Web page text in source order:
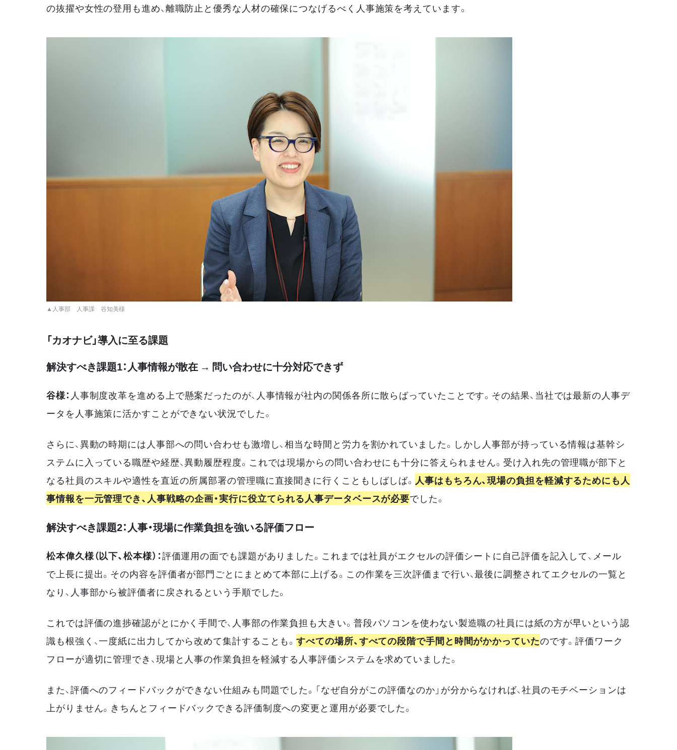
の抜擢や女性の登用も進め、離職防止と優秀な人材の確保につなげるべく人事施策を考えています。
▲人事部 人事課 谷知美様
「カオナビ」導入に至る課題
解決すべき課題1：人事情報が散在 → 問い合わせに十分対応できず
谷様： 人事制度改革を進める上で懸案だったのが、人事情報が社内の関係各所に散らばっていたことです。その結果、当社では最新の人事デ
ータを人事施策に活かすことができない状況でした。
さらに、異動の時期には人事部への問い合わせも激増し、相当な時間と労力を割かれていました。しかし人事部が持っている情報は基幹シ
ステムに入っている職歴や経歴、異動履歴程度。これでは現場からの問い合わせにも十分に答えられません。受け入れ先の管理職が部下と
なる社員のスキルや適性を直近の所属部署の管理職に直接聞きに行くこともしばしば。 人事はもちろん、現場の負担を軽減するためにも人
事情報を一元管理でき、人事戦略の企画・実行に役立てられる人事データベースが必要でした。
解決すべき課題2：人事・現場に作業負担を強いる評価フロー
松本偉久様（以下、松本様）：評価運用の面でも課題がありました。これまでは社員がエクセルの評価シートに自己評価を記入して、メール
で上長に提出。その内容を評価者が部門ごとにまとめて本部に上げる。この作業を三次評価まで行い、最後に調整されてエクセルの一覧と
なり、人事部から被評価者に戻されるという手順でした。
これでは評価の進捗確認がとにかく手間で、人事部の作業負担も大きい。普段パソコンを使わない製造職の社員には紙の方が早いという認
識も根強く、一度紙に出力してから改めて集計することも。すべての場所、すべての段階で手間と時間がかかっていたのです。評価ワーク
フローが適切に管理でき、現場と人事の作業負担を軽減する人事評価システムを求めていました。
また、評価へのフィードバックができない仕組みも問題でした。「なぜ自分がこの評価なのか」が分からなければ、社員のモチベーションは
上がりません。きちんとフィードバックできる評価制度への変更と運用が必要でした。